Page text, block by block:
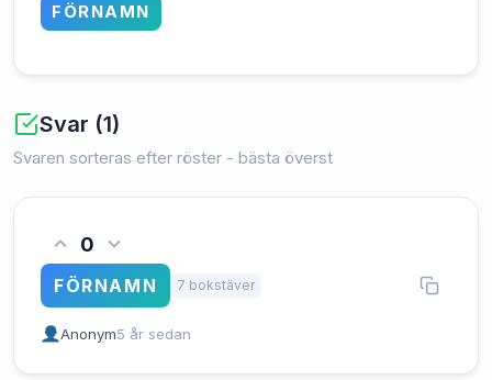
FÖRNAMN
Svar (1)
Svaren sorteras efter röster - bästa överst
0
FÖRNAMN 7 bokstäver
Anonym5 år sedan